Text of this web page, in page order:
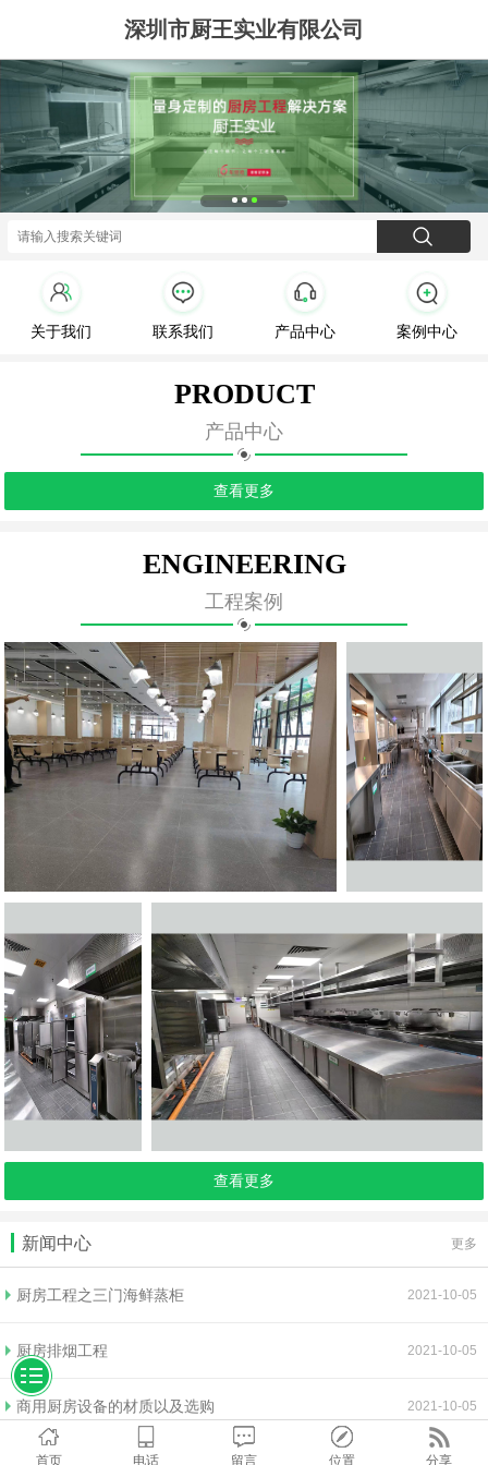
深圳市厨王实业有限公司
关于我们 联系我们 产品中心 案例中心
PRODUCT
产品中心
查看更多
ENGINEERING
工程案例
查看更多
新闻中心 更多
厨房工程之三门海鲜蒸柜 2021-10-05
厨房排烟工程 2021-10-05
商用厨房设备的材质以及选购 2021-10-05
首页 电话 留言 位置 分享